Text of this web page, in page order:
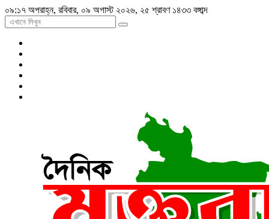
০৯:১৭ অপরাহ্ন, রবিবার, ০৯ অগাস্ট ২০২৬, ২৫ শ্রাবণ ১৪৩৩ বঙ্গাব্দ